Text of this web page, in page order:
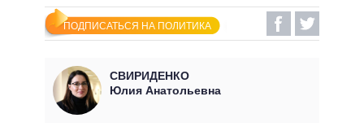
ЛЕНТА
СОБЫТИЯ
СТАТЬИ
МНЕНИЯ
ОБЗОРЫ
ПОЛИТИКА
ЭКОНОМИКА
МИР
ОБЕЩАНИЯ
ВСЕ ПОЛИТИКИ
ПРЕЗИДЕНТ И ОФИС
ИНФОГРАФИКА
ПОДПИСАТЬСЯ НА ПОЛИТИКА
СВИРИДЕНКО
Юлия Анатольевна